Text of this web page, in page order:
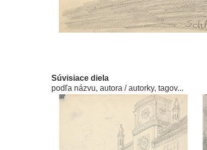
Súvisiace diela
podľa názvu, autora / autorky, tagov...